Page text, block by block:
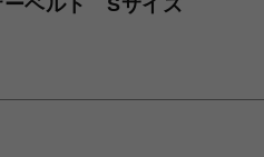
ーベルト Sサイズ